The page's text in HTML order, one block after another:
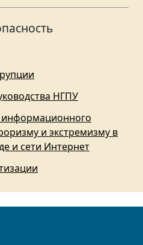
НГПУ
и экстремизму в
и сети Интернет